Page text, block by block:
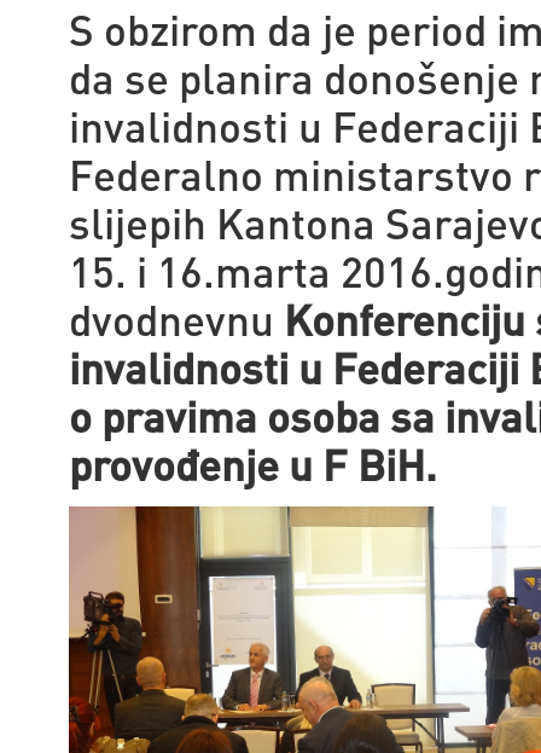
S obzirom da je period
da se planira
invalidnosti u Federaciji
Federalno ministarstvo
slijepih Kantona
15. i 16.marta
dvodnevnu Konferenciju
invalidnosti u Federaciji
o pravima osoba sa
provođenje u F BiH.